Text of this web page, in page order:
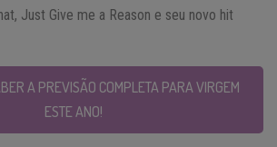
Just Give me a Reason e seu novo hit
A PREVISÃO COMPLETA PARA VIRGEM
ESTE ANO!